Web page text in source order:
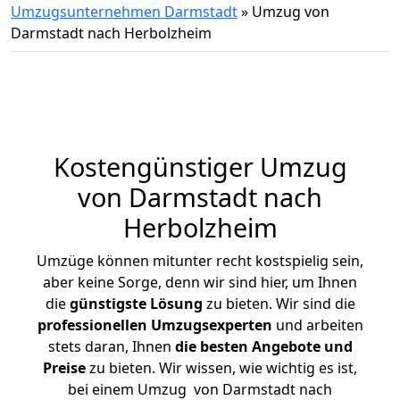
Umzugsunternehmen Darmstadt» Umzug von
Darmstadt nach Herbolzheim
Kostengünstiger Umzug
von Darmstadt nach
Herbolzheim
Umzüge können mitunter recht kostspielig sein,
aber keine Sorge, denn wir sind hier, um Ihnen
diegünstigste Lösung zu bieten. Wir sind die
professionellen Umzugsexperten und arbeiten
stets daran, Ihnen die besten Angebote und
Preisezu bieten. Wir wissen, wie wichtig es ist,
bei einem Umzug von Darmstadt nach